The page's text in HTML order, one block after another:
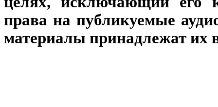
права на публикуемые
материалы принадлежат их